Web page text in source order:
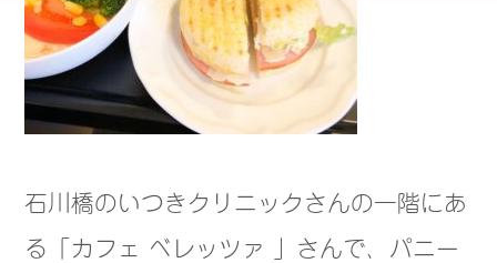
石川橋のいつきクリニックさんの一階にあ
る「カフェ ベレッツァ 」さんで、パニー